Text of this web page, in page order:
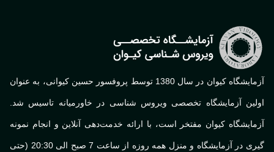
آزمایشگاه کیوان در سال 1380 توسط پروفسور حسین کیوانی، به عنوان
آزمایشگاه تخصصی ویروس شناسی در خاورمیانه تاسیس شد.
کیوان مفتخر است، با ارائه خدمت‌دهی آنلاین و انجام نمونه
گیری در آزمایشگاه و منزل همه روزه از ساعت 7 صبح الی 20:30 (حتی